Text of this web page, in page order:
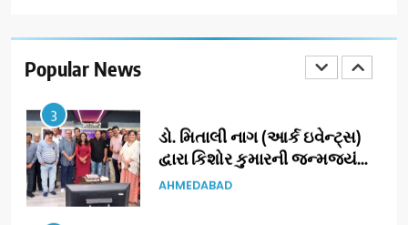
Popular News
તૈયાર કરતાં: ટીમલીઝ સ્કિલ્સ
યુનિવર્સિટીએ 65 સ્નાતકોને ડિગ્રી
3
ડો. મિતાલી નાગ (આર્ક ઇવેન્ટ્સ)
દ્વારા કિશોર કુમારની જન્મજયંતિ
નિમિત્તે સંગીતમય શ્રદ્ધાંજલિ
AHMEDABAD